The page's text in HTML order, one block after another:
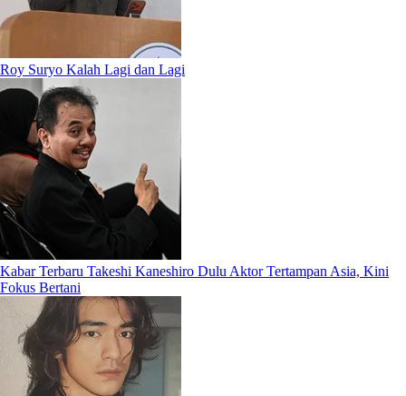
Roy Suryo Kalah Lagi dan Lagi
Kabar Terbaru Takeshi Kaneshiro Dulu Aktor Tertampan Asia, Kini
Fokus Bertani